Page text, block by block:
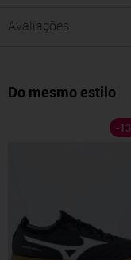
Avaliações
Do mesmo estilo
-13